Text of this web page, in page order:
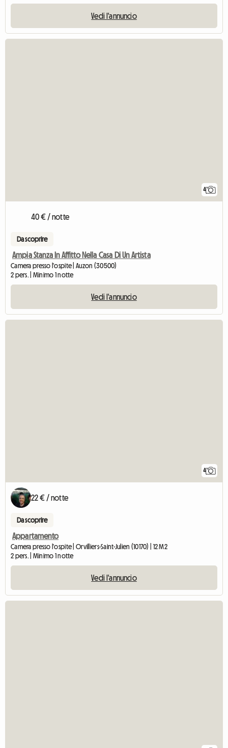
Vedi l'annuncio
4
40 € / notte
Da scoprire
Ampia Stanza In Affitto Nella Casa Di Un Artista
Camera presso l'ospite | Auzon (30500)
2 pers. | Minimo 1 notte
Vedi l'annuncio
4
22 € / notte
Da scoprire
Appartamento
Camera presso l'ospite | Orvilliers-Saint-Julien (10170) | 12 M2
2 pers. | Minimo 1 notte
Vedi l'annuncio